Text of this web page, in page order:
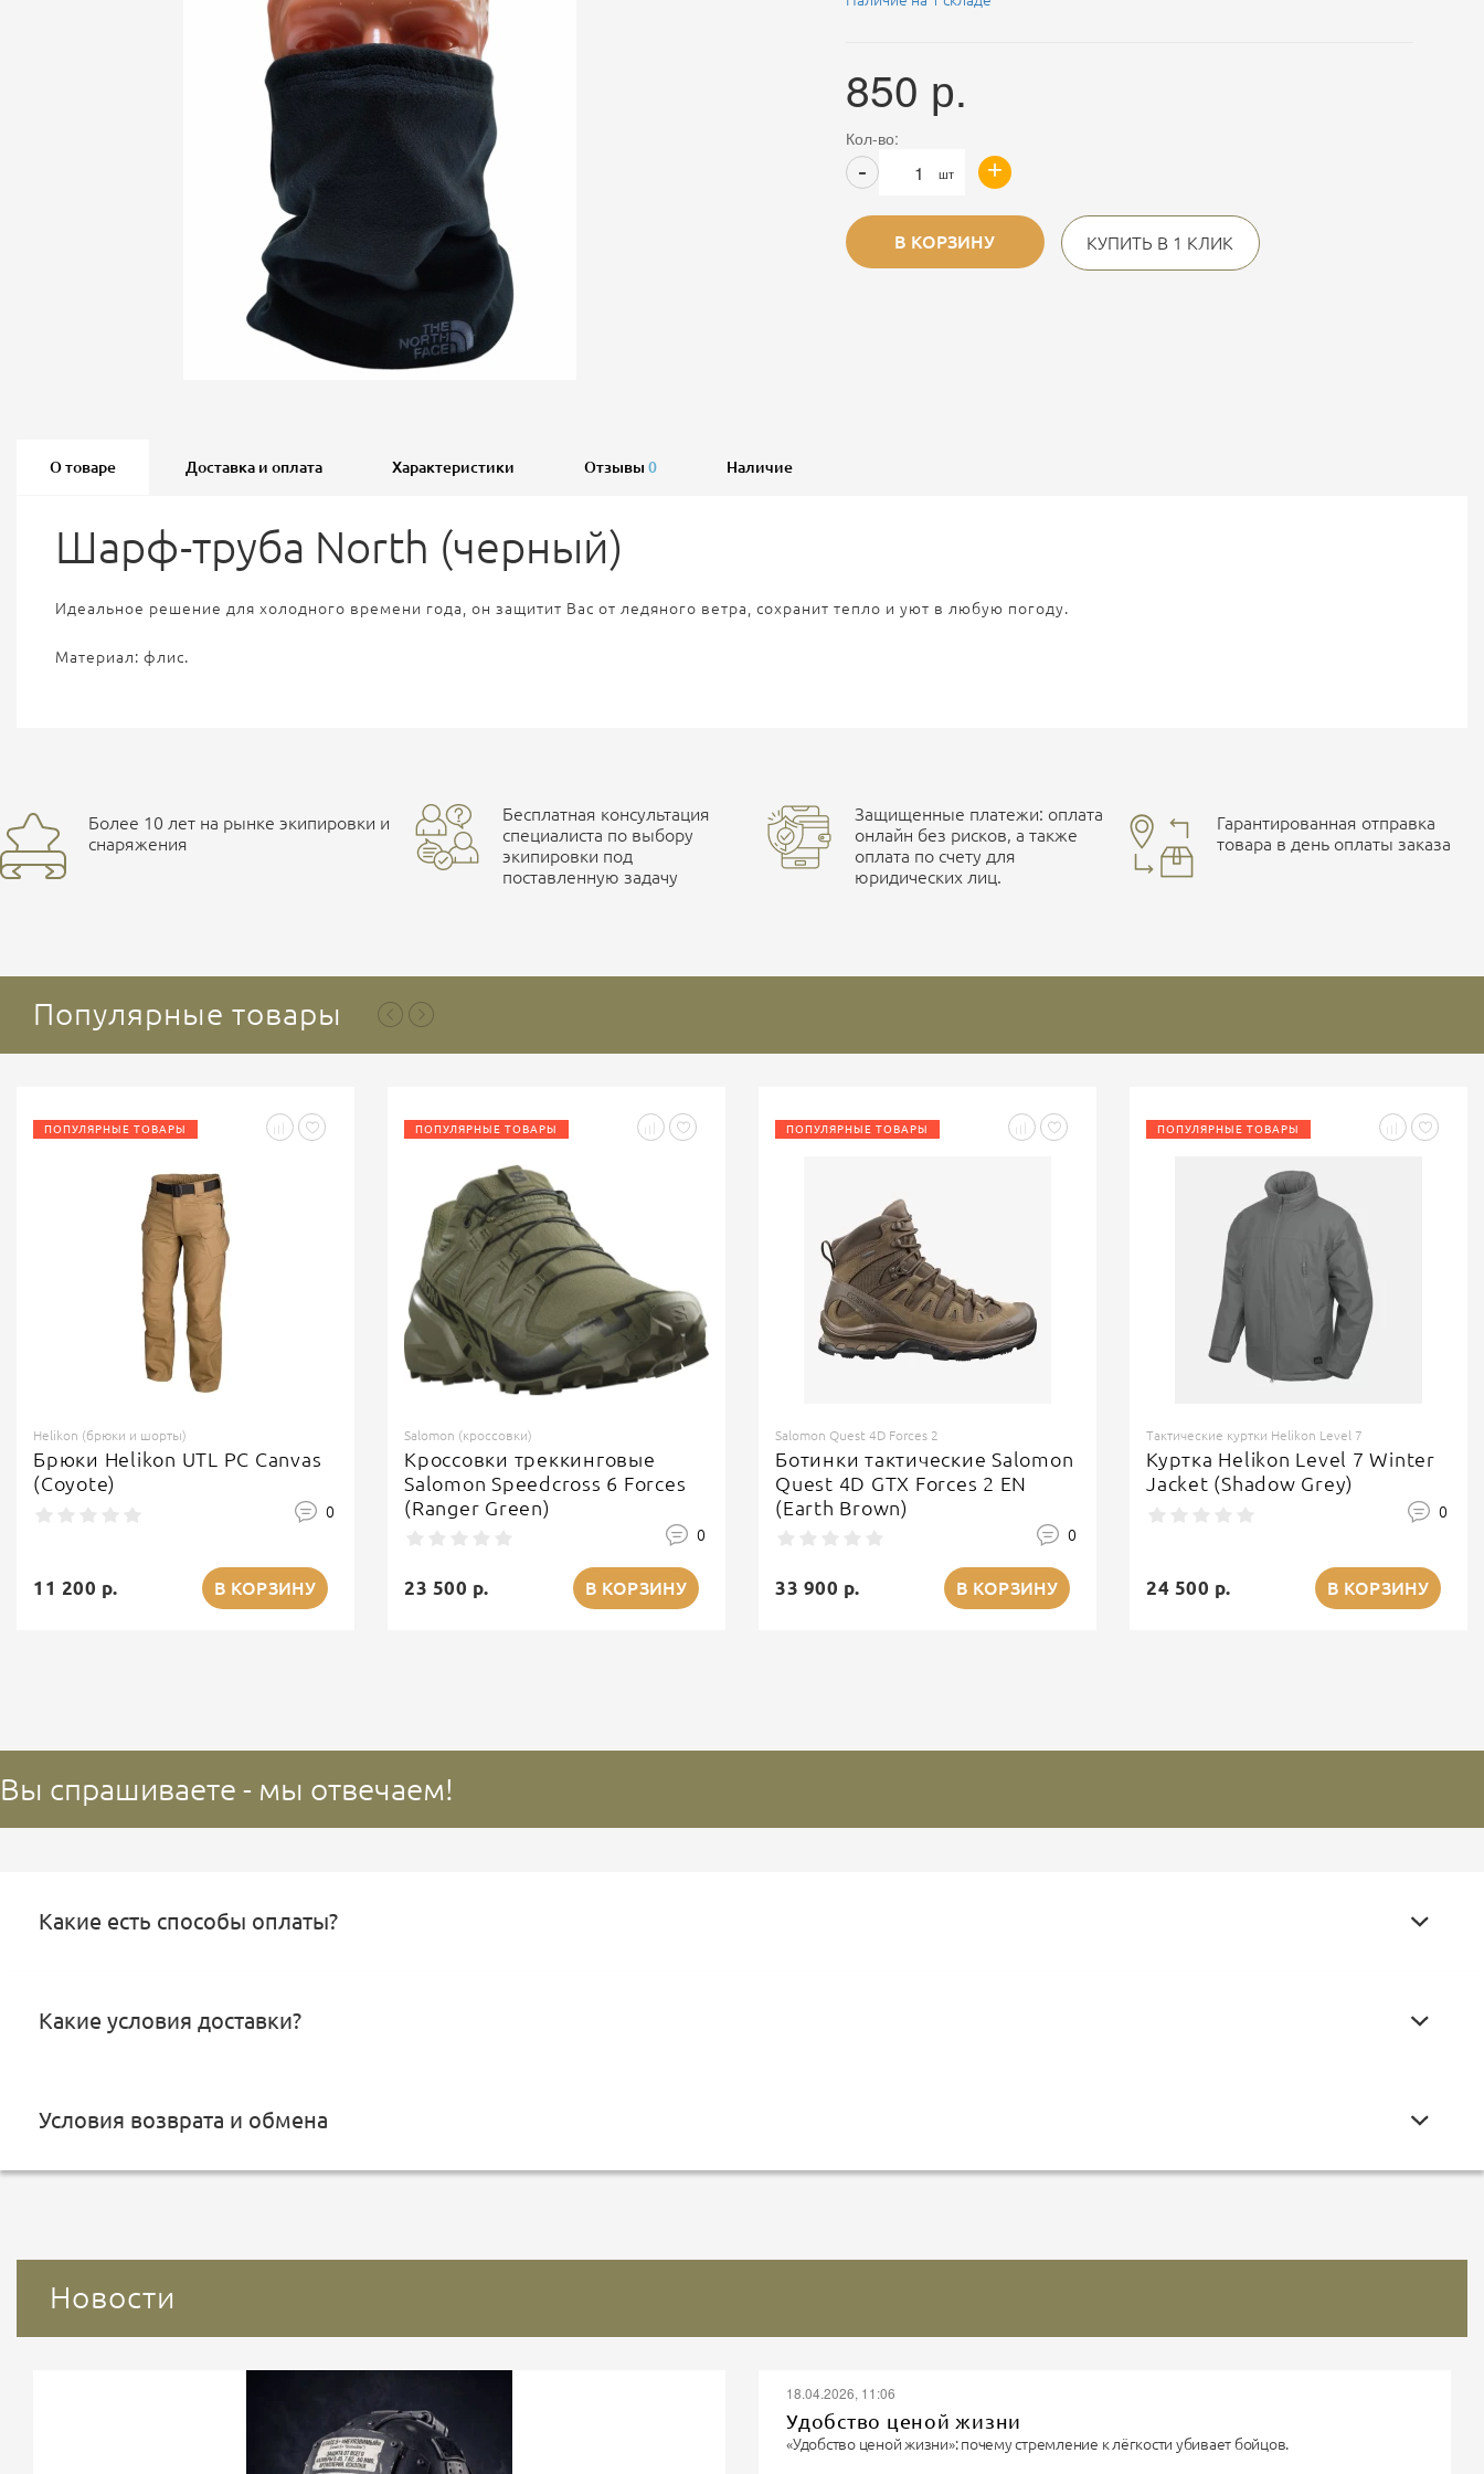
850 р.
Кол-во:
шт +
-
В КОРЗИНУ КУПИТЬ В 1 КЛИК
О товаре Доставка и оплата Характеристики Отзывы 0 Наличие
Шарф-труба North (черный)
Идеальное решение для холодного времени года, он защитит Вас от ледяного ветра, сохранит тепло и уют в любую погоду.
Материал: флис.
Более 10 лет на рынке экипировки и
снаряжения
Бесплатная консультация
специалиста по выбору
экипировки под
поставленную задачу
Защищенные платежи: оплата
онлайн без рисков, а также
оплата по счету для
юридических лиц.
Гарантированная отправка
товара в день оплаты заказа
Популярные товары
ПОПУЛЯРНЫЕ ТОВАРЫ
Helikon (брюки и шорты)
Брюки Helikon UTL PC Canvas
(Coyote)
0
11 200 р. В КОРЗИНУ
ПОПУЛЯРНЫЕ ТОВАРЫ
Salomon (кроссовки)
Кроссовки треккинговые
Salomon Speedcross 6 Forces
(Ranger Green)
0
23 500 р. В КОРЗИНУ
ПОПУЛЯРНЫЕ ТОВАРЫ
Salomon Quest 4D Forces 2
Ботинки тактические Salomon
Quest 4D GTX Forces 2 EN
(Earth Brown)
0
33 900 р. В КОРЗИНУ
ПОПУЛЯРНЫЕ ТОВАРЫ
Тактические куртки Helikon Level 7
Куртка Helikon Level 7 Winter
Jacket (Shadow Grey)
0
24 500 р. В КОРЗИНУ
Вы спрашиваете - мы отвечаем!
Какие есть способы оплаты?
Какие условия доставки?
Условия возврата и обмена
Новости
18.04.2026, 11:06
Удобство ценой жизни
«Удобство ценой жизни»: почему стремление к лёгкости убивает бойцов.